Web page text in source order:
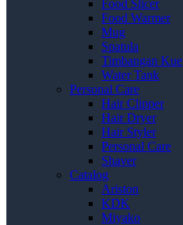
Food Slicer
Food Warmer
Mug
Spatula
Timbangan Kue
Water Tank
Personal Care
Hair Clipper
Hair Dryer
Hair Styler
Personal Care
Shaver
Catalog
Ariston
KDK
Miyako